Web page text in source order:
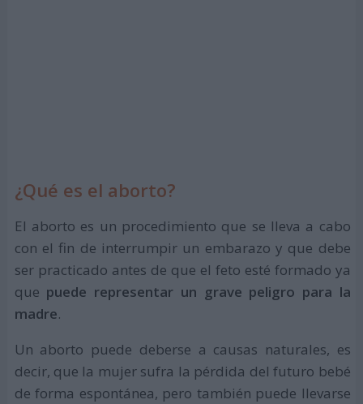
¿Qué es el aborto?
El aborto es un procedimiento que se lleva a cabo
con el fin de interrumpir un embarazo y que debe
ser practicado antes de que el feto esté formado ya
que puede representar un grave peligro para la
madre.
Un aborto puede deberse a causas naturales, es
decir, que la mujer sufra la pérdida del futuro bebé
de forma espontánea, pero también puede llevarse